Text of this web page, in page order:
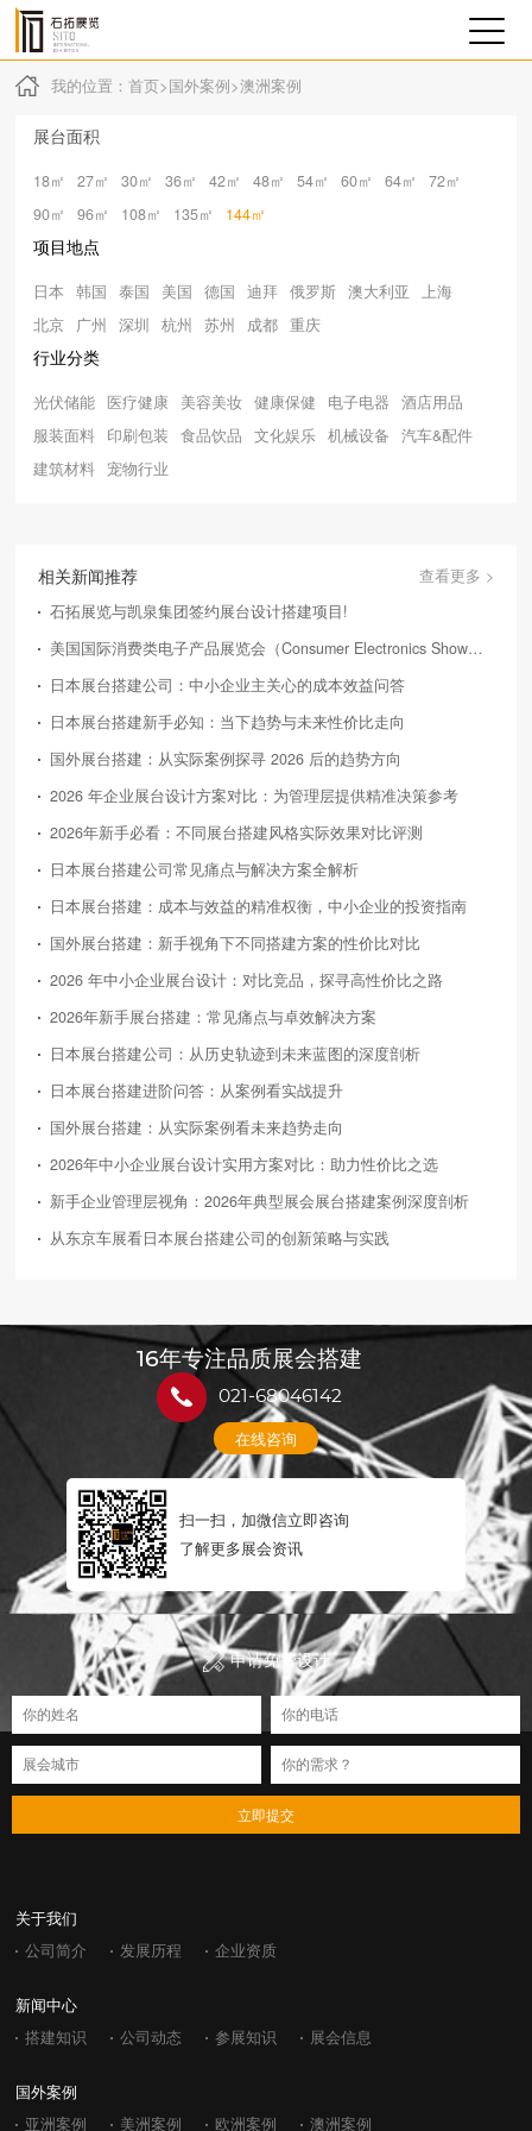
我的位置： 首页>国外案例>澳洲案例
展台面积
18㎡ 27㎡ 30㎡ 36㎡ 42㎡ 48㎡ 54㎡ 60㎡ 64㎡
72㎡
90㎡
96㎡ 108㎡ 135㎡ 144㎡
项目地点
日本 韩国 泰国 美国 德国 迪拜 俄罗斯 澳大利亚
上海
北京
广州 深圳 杭州 苏州 成都 重庆
行业分类
光伏储能 医疗健康 美容美妆 健康保健 电子电器
酒店用品
服装面料
印刷包装 食品饮品 文化娱乐 机械设备
汽车&配件
建筑材料
宠物行业
相关新闻推荐
查看更多 >
石拓展览与凯泉集团签约展台设计搭建项目!
美国国际消费类电子产品展览会（Consumer Electronics Show，简称CES）
日本展台搭建公司：中小企业主关心的成本效益问答
日本展台搭建新手必知：当下趋势与未来性价比走向
国外展台搭建：从实际案例探寻 2026 后的趋势方向
2026 年企业展台设计方案对比：为管理层提供精准决策参考
2026年新手必看：不同展台搭建风格实际效果对比评测
日本展台搭建公司常见痛点与解决方案全解析
日本展台搭建：成本与效益的精准权衡，中小企业的投资指南
国外展台搭建：新手视角下不同搭建方案的性价比对比
2026 年中小企业展台设计：对比竞品，探寻高性价比之路
2026年新手展台搭建：常见痛点与卓效解决方案
日本展台搭建公司：从历史轨迹到未来蓝图的深度剖析
日本展台搭建进阶问答：从案例看实战提升
国外展台搭建：从实际案例看未来趋势走向
2026年中小企业展台设计实用方案对比：助力性价比之选
新手企业管理层视角：2026年典型展会展台搭建案例深度剖析
从东京车展看日本展台搭建公司的创新策略与实践
16年专注品质展会搭建
021-68046142
在线咨询
扫一扫，加微信立即咨询
了解更多展会资讯
申请免费设计
立即提交
关于我们
公司简介 发展历程 企业资质
新闻中心
搭建知识 公司动态 参展知识 展会信息
国外案例
亚洲案例 美洲案例 欧洲案例 澳洲案例